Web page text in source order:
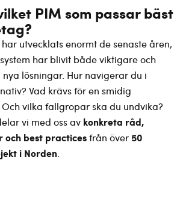
PIM som passar bäst
utvecklats enormt de senaste åren,
har blivit både viktigare och
lösningar. Hur navigerar du i
Vad krävs för en smidig
vilka fallgropar ska du undvika?
vi med oss av konkreta råd,
och best practicesfrån över 50
i Norden